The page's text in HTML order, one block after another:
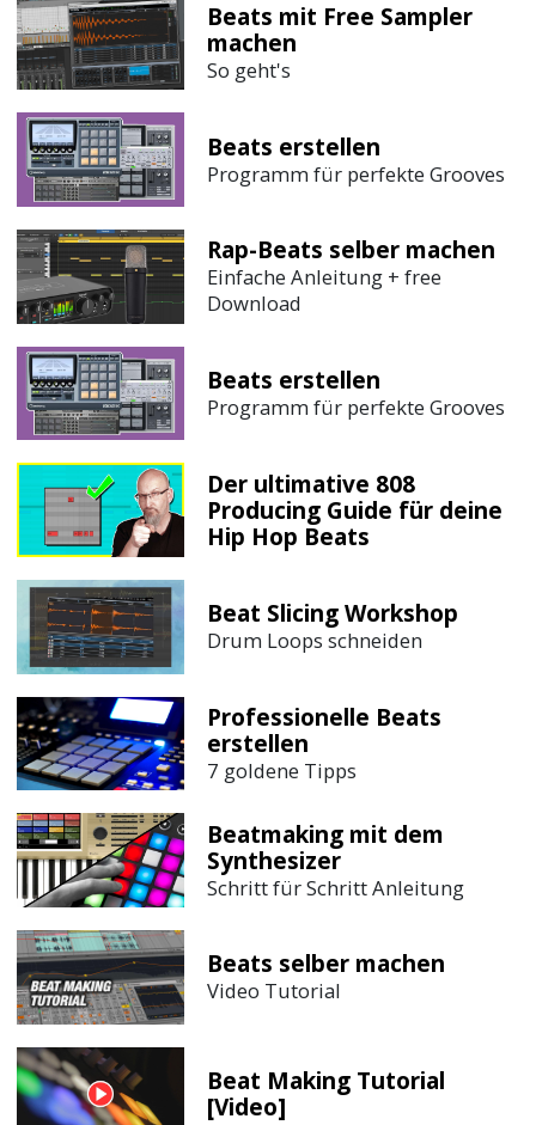
Beats mit Free Sampler
machen
So geht's
Beats erstellen
Programm für perfekte Grooves
Rap-Beats selber machen
Einfache Anleitung + free
Download
Beats erstellen
Programm für perfekte Grooves
Der ultimative 808
Producing Guide für deine
Hip Hop Beats
Beat Slicing Workshop
Drum Loops schneiden
Professionelle Beats
erstellen
7 goldene Tipps
Beatmaking mit dem
Synthesizer
Schritt für Schritt Anleitung
Beats selber machen
Video Tutorial
Beat Making Tutorial
[Video]